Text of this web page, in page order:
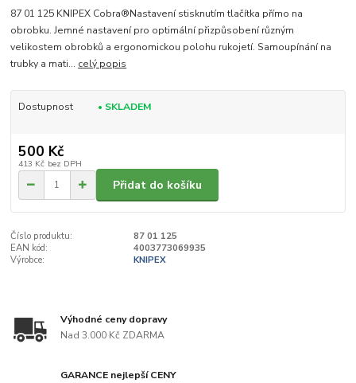
87 01 125 KNIPEX Cobra®Nastavení stisknutím tlačítka přímo na
obrobku. Jemné nastavení pro optimální přizpůsobení různým
velikostem obrobků a ergonomickou polohu rukojetí. Samoupínání na
trubky a mati... celý popis
Dostupnost • SKLADEM
500 Kč
413 Kč bez DPH
Přidat do košíku
Číslo produktu:
87 01 125
EAN kód:
4003773069935
Výrobce:
KNIPEX
Výhodné ceny dopravy
Nad 3.000 Kč ZDARMA
GARANCE nejlepší CENY